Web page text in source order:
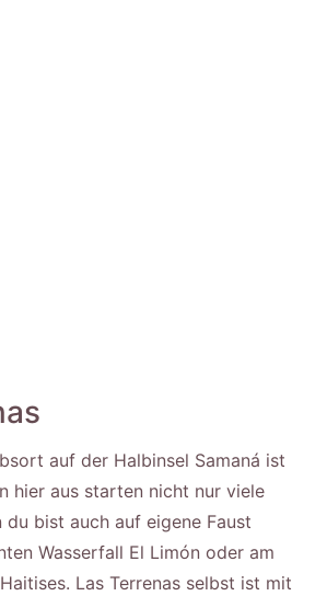
auf der Halbinsel Samaná ist
hier aus starten nicht nur viele
du bist auch auf eigene Faust
Wasserfall El Limón oder am
Las Terrenas selbst ist mit